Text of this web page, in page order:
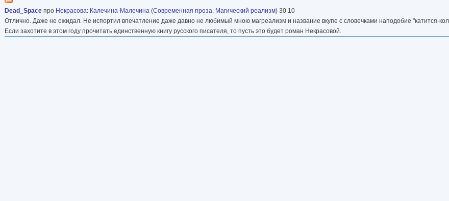
Dead_Space про Некрасова: Калечина-Малечина (Современная проза, Магический реализм) 30 10
Отлично. Даже не ожидал. Не испортил впечатление даже давно не любимый мною магреализм и название вкупе с словечками наподобие "катится-
Если захотите в этом году прочитать единственную книгу русского писателя, то пусть это будет роман Некрасовой.